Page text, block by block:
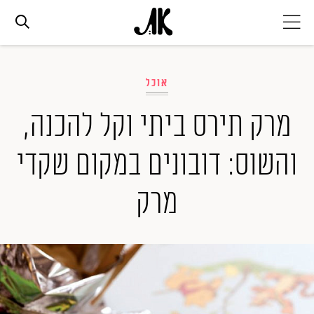
אופנה
ביוטי
סלבס
ערוצים נוספים
אוכל
מרק תירס ביתי וקל להכנה,
והשוס: דובונים במקום שקדי
מרק